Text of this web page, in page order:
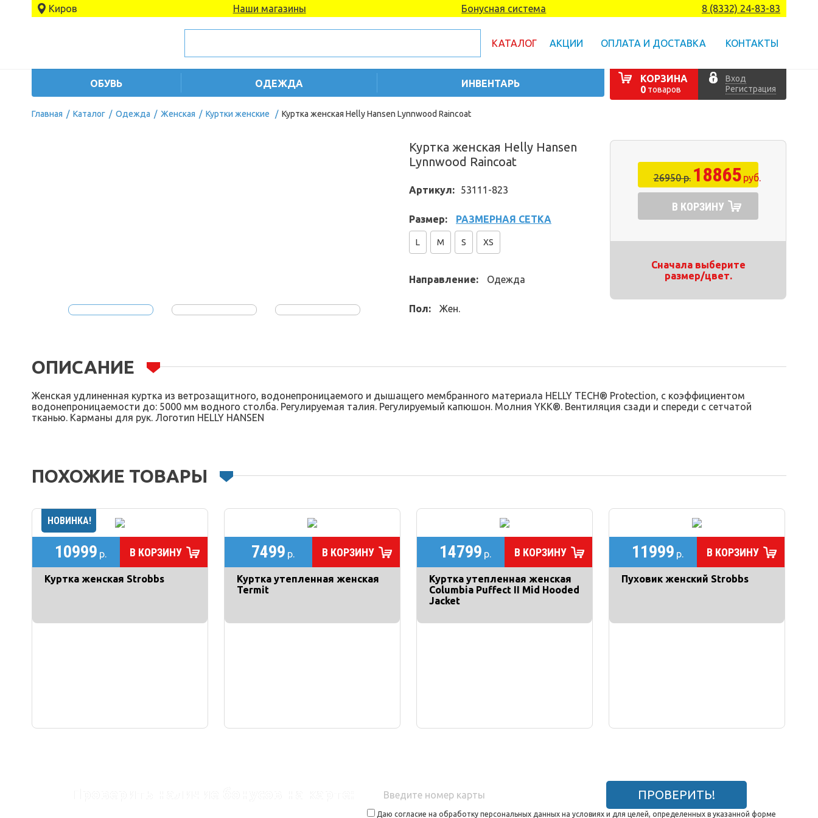
Киров Наши магазины Бонусная система 8 (8332) 24-83-83
КАТАЛОГ АКЦИИ ОПЛАТА И ДОСТАВКА КОНТАКТЫ
ОБУВЬ ОДЕЖДА ИНВЕНТАРЬ
КОРЗИНА
0 товаров
Вход
Регистрация
Главная / Каталог / Одежда / Женская / Куртки женские / Куртка женская Helly Hansen Lynnwood Raincoat
Куртка женская Helly Hansen
Lynnwood Raincoat
Артикул: 53111-823
Размер: РАЗМЕРНАЯ СЕТКА
L M S XS
Направление: Одежда
Пол: Жен.
26950 р. 18865 руб.
В КОРЗИНУ
Сначала выберите
размер/цвет.
ОПИСАНИЕ
Женская удлиненная куртка из ветрозащитного, водонепроницаемого и дышащего мембранного материала HELLY TECH® Protection, с коэффициентом
водонепроницаемости до: 5000 мм водного столба. Регулируемая талия. Регулируемый капюшон. Молния YKK®. Вентиляция сзади и спереди с сетчатой
тканью. Карманы для рук. Логотип HELLY HANSEN
ПОХОЖИЕ ТОВАРЫ
10999 р. В КОРЗИНУ
Куртка женская Strobbs
7499 р. В КОРЗИНУ
Куртка утепленная женская
Termit
14799 р. В КОРЗИНУ
Куртка утепленная женская
Columbia Puffect II Mid Hooded
Jacket
11999 р. В КОРЗИНУ
Пуховик женский Strobbs
ПРОВЕРИТЬ!
Даю согласие на обработку персональных данных на условиях и для целей, определенных в указанной форме